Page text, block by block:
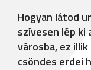
Hogyan látod
szívesen lép ki
városba, ez
csöndes erdei